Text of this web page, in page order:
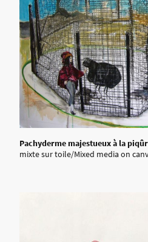
Pachyderme majestueux à la
mixte sur toile/Mixed media on